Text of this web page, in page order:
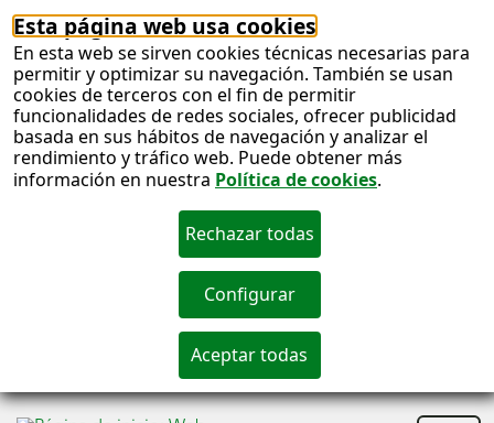
Esta página web usa cookies
En esta web se sirven cookies técnicas necesarias para
permitir y optimizar su navegación. También se usan
cookies de terceros con el fin de permitir
funcionalidades de redes sociales, ofrecer publicidad
basada en sus hábitos de navegación y analizar el
rendimiento y tráfico web. Puede obtener más
información en nuestra Política de cookies.